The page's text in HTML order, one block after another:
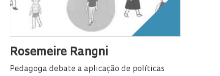
Rosemeire Rangni
Pedagoga debate a aplicação de políticas